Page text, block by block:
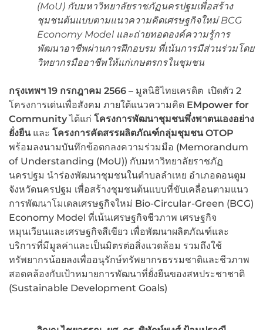
(MoU) กับมหาวิทยาลัยราชภัฏนครปฐมเพื่อสร้าง
ชุมชนต้นแบบตามแนวความคิดเศรษฐกิจใหม่ BCG
Economy Model และถ่ายทอดองค์ความรู้การ
พัฒนาอาชีพผ่านการฝึกอบรม ที่เน้นการมีส่วนร่วมโดย
วิทยากรมืออาชีพให้แก่เกษตรกรในชุมชน
กรุงเทพฯ 19 กรกฎาคม 2566 – มูลนิธิไทยเครดิต เปิดตัว 2
โครงการเด่นเพื่อสังคม ภายใต้แนวความคิด EMpower for
Communityได้แก่ โครงการพัฒนาชุมชนพึ่งพาตนเองอย่าง
ยั่งยืน และ โครงการคัดสรรผลิตภัณฑ์กลุ่มชุมชนOTOP
พร้อมลงนามบันทึกข้อตกลงความร่วมมือ (Memorandum
of Understanding (MoU)) กับมหาวิทยาลัยราชภัฏ
นครปฐม นำร่องพัฒนาชุมชนในตำบลลำเหย อำเภอดอนตูม
จังหวัดนครปฐม เพื่อสร้างชุมชนต้นแบบที่ขับเคลื่อนตามแนว
การพัฒนาโมเดลเศรษฐกิจใหม่ Bio-Circular-Green (BCG)
Economy Model ที่เน้นเศรษฐกิจชีวภาพ เศรษฐกิจ
หมุนเวียนและเศรษฐกิจสีเขียว เพื่อพัฒนาผลิตภัณฑ์และ
บริการที่มีมูลค่าและเป็นมิตรต่อสิ่งแวดล้อม รวมถึงใช้
ทรัพยากรน้อยลงเพื่ออนุรักษ์ทรัพยากรธรรมชาติและชีวภาพ
สอดคล้องกับเป้าหมายการพัฒนาที่ยั่งยืนของสหประชาชาติ
(Sustainable Development Goals)